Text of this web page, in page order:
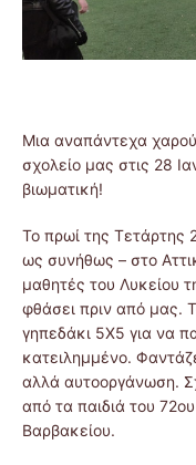
Μια αναπάντεχα
σχολείο μας στις 28
βιωματική!
Το πρωί της Τετάρτης
ως συνήθως – στο
μαθητές του Λυκείου
φθάσει πριν από μας.
γηπεδάκι 5Χ5 για να
κατειλημμένο.
αλλά αυτοοργάνωση.
από τα παιδιά του
Βαρβακείου.